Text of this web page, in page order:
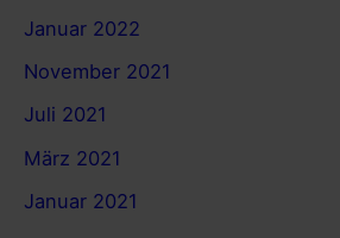
Januar 2022
November 2021
Juli 2021
März 2021
Januar 2021